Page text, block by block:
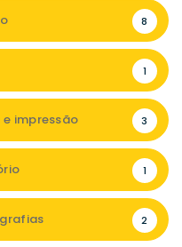
8
1
impressão 3
1
2